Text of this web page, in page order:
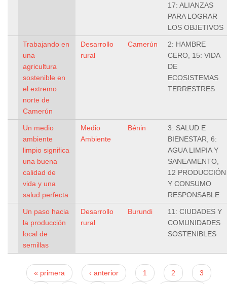
17: ALIANZAS
PARA LOGRAR
LOS OBJETIVOS
Trabajando en
una
agricultura
sostenible en
el extremo
norte de
Camerún
Desarrollo
rural
Camerún
2: HAMBRE
CERO, 15: VIDA
DE
ECOSISTEMAS
TERRESTRES
Un medio
ambiente
limpio significa
una buena
calidad de
vida y una
salud perfecta
Medio
Ambiente
Bénin
3: SALUD E
BIENESTAR, 6:
AGUA LIMPIA Y
SANEAMENTO,
12 PRODUCCIÓN
Y CONSUMO
RESPONSABLE
Un paso hacia
la producción
local de
semillas
Desarrollo
rural
Burundi
11: CIUDADES Y
COMUNIDADES
SOSTENIBLES
Páginas
« primera ‹ anterior 1 2 3